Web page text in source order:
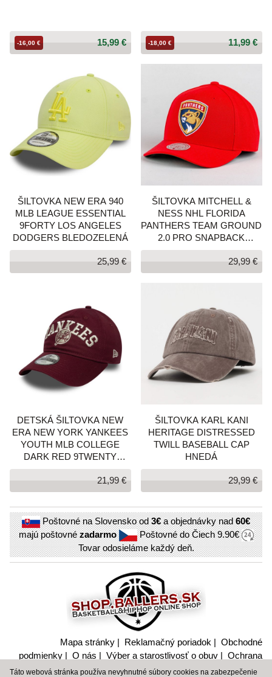
15,99 €
-16,00 € 11,99 €
-18,00 €
ŠILTOVKA NEW ERA 940
MLB LEAGUE ESSENTIAL
9FORTY LOS ANGELES
DODGERS BLEDOZELENÁ
25,99 €
ŠILTOVKA MITCHELL &
NESS NHL FLORIDA
PANTHERS TEAM GROUND
2.0 PRO SNAPBACK
ČERVENÁ
29,99 €
DETSKÁ ŠILTOVKA NEW
ERA NEW YORK YANKEES
YOUTH MLB COLLEGE
DARK RED 9TWENTY
ADJUSTABLE CAP
21,99 €
ŠILTOVKA KARL KANI
HERITAGE DISTRESSED
TWILL BASEBALL CAP
HNEDÁ
29,99 €
Poštovné na Slovensko od3€a objednávky nad60€
majú poštovnézadarmo Poštovné do Čiech9.90€
Tovar odosieláme každý deň.
Mapa stránky | Reklamačný poriadok | Obchodné
podmienky | O nás | Výber a starostlivosť o obuv | Ochrana
súkromia a nakladanie s citlivými údajmi
Táto webová stránka používa nevyhnutné súbory cookies na zabezpečenie